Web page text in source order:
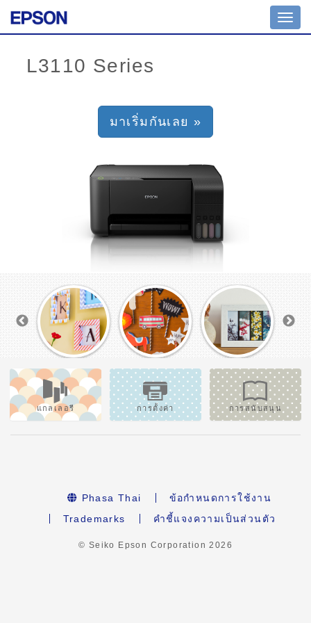
มาเริ่มกันเลย »
แกลเลอรี การตั้งค่า การสนับสนุน
Phasa Thai
ข้อกำหนดการใช้งาน
Trademarks
คำชี้แจงความเป็นส่วนตัว
© Seiko Epson Corporation2026